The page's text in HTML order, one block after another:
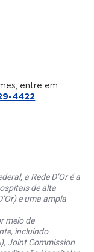
entre em
4422.
a Rede D’Or é a
de alta
e uma ampla
meio de
incluindo
Joint Commission